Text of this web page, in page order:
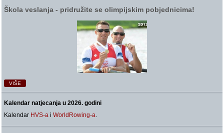
Škola veslanja ‑ pridružite se olimpijskim pobjednicima!
VIŠE
Kalendar natjecanja u 2026. godini
Kalendar HVS-a iWorldRowing-a.